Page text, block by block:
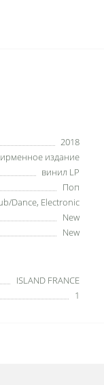
2018
издание
винил LP
Поп
Dance, Electronic
New
New
ISLAND FRANCE
1